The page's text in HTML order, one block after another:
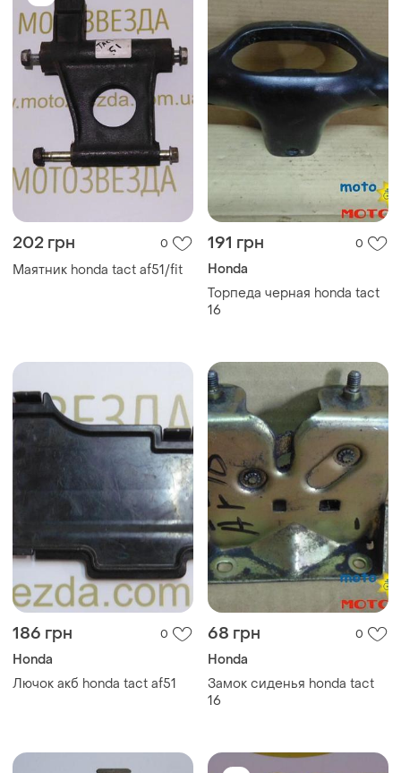
202 грн 0
Маятник honda tact af51/fit
191 грн 0
Honda
Торпеда черная honda tact
16
186 грн 0
Honda
Лючок акб honda tact af51
68 грн 0
Honda
Замок сиденья honda tact
16